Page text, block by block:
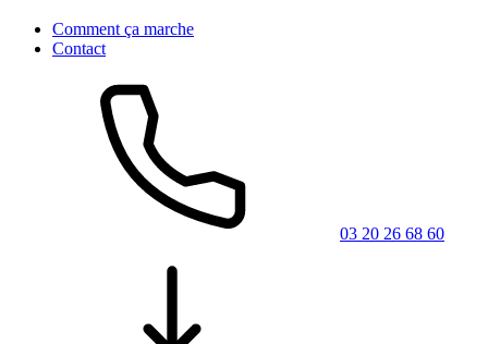
Comment ça marche
Contact
03 20 26 68 60